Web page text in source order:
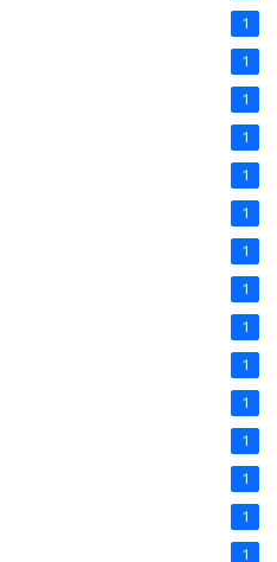
1
1
1
1
1
1
1
1
1
1
1
1
1
1
1